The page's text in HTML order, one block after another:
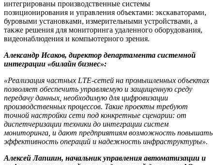
интегрированы производственные системы
позиционирования и управления объектами: экскаваторами,
буровыми установками, измерительными устройствами, а
также решения для мониторинга удаленного оборудования,
видеонаблюдения и компьютерного зрения.
Александр Исаков, директор департамента системной
интеграции «билайн бизнес»:
«Реализация частных LTE-сетей на промышленных объектах
позволяет обеспечить управляемую и защищенную среду
передачу данных, необходимую для цифровизации
производственных процессов. Такие проекты требуют
точной настройки сети под конкретные сценарии: от
диспетчеризации техники до интеграции систем
мониторинга, и дают предприятиям возможность повышать
эффективность операций и надежность инфраструктуры».
Алексей Лапшин, начальник управления автоматизации и